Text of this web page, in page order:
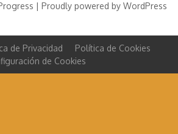
| Proudly powered by WordPress
de Privacidad
Política de Cookies
de Cookies